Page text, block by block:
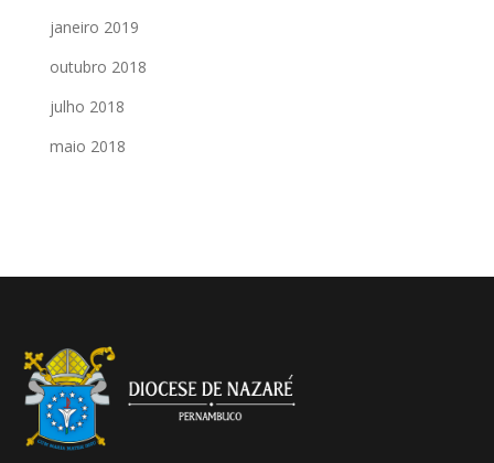
janeiro 2019
outubro 2018
julho 2018
maio 2018